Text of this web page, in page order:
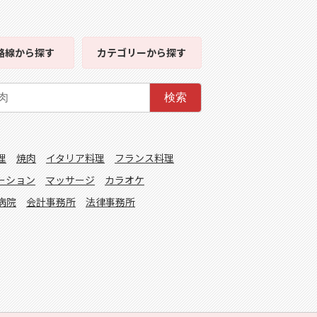
線から探す カテゴリーから探す
検索
焼肉 イタリア料理
フランス料理
ション マッサージ
カラオケ
院 会計事務所 法律事務所